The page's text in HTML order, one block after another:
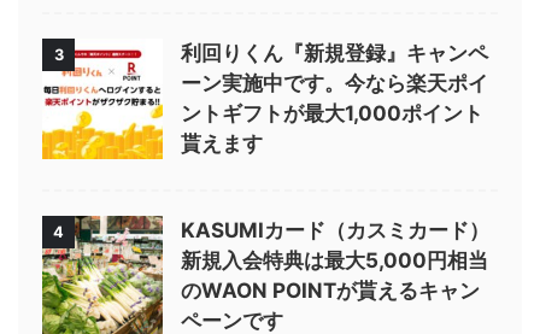
3
利回りくん『新規登録』キャンペ
ーン実施中です。今なら楽天ポイ
ントギフトが最大1,000ポイント
貰えます
4
KASUMIカード（カスミカード）
新規入会特典は最大5,000円相当
のWAON POINTが貰えるキャン
ペーンです